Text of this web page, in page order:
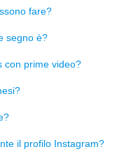
fare?
segno è?
con prime video?
il profilo Instagram?